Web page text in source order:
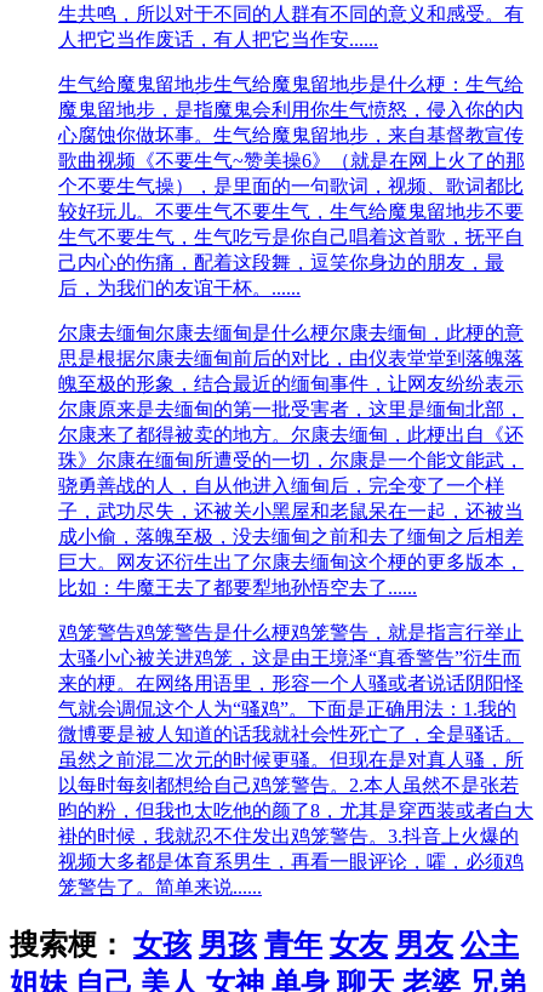
生共鸣，所以对于不同的人群有不同的意义和感受。有
人把它当作废话，有人把它当作安......
生气给魔鬼留地步生气给魔鬼留地步是什么梗：生气给
魔鬼留地步，是指魔鬼会利用你生气愤怒，侵入你的内
心腐蚀你做坏事。生气给魔鬼留地步，来自基督教宣传
歌曲视频《不要生气~赞美操6》（就是在网上火了的那
个不要生气操），是里面的一句歌词，视频、歌词都比
较好玩儿。不要生气不要生气，生气给魔鬼留地步不要
生气不要生气，生气吃亏是你自己唱着这首歌，抚平自
己内心的伤痛，配着这段舞，逗笑你身边的朋友，最
后，为我们的友谊干杯。......
尔康去缅甸尔康去缅甸是什么梗尔康去缅甸，此梗的意
思是根据尔康去缅甸前后的对比，由仪表堂堂到落魄落
魄至极的形象，结合最近的缅甸事件，让网友纷纷表示
尔康原来是去缅甸的第一批受害者，这里是缅甸北部，
尔康来了都得被卖的地方。尔康去缅甸，此梗出自《还
珠》尔康在缅甸所遭受的一切，尔康是一个能文能武，
骁勇善战的人，自从他进入缅甸后，完全变了一个样
子，武功尽失，还被关小黑屋和老鼠呆在一起，还被当
成小偷，落魄至极，没去缅甸之前和去了缅甸之后相差
巨大。网友还衍生出了尔康去缅甸这个梗的更多版本，
比如：牛魔王去了都要犁地孙悟空去了......
鸡笼警告鸡笼警告是什么梗鸡笼警告，就是指言行举止
太骚小心被关进鸡笼，这是由王境泽“真香警告”衍生而
来的梗。在网络用语里，形容一个人骚或者说话阴阳怪
气就会调侃这个人为“骚鸡”。下面是正确用法：1.我的
微博要是被人知道的话我就社会性死亡了，全是骚话。
虽然之前混二次元的时候更骚。但现在是对真人骚，所
以每时每刻都想给自己鸡笼警告。2.本人虽然不是张若
昀的粉，但我也太吃他的颜了8，尤其是穿西装或者白大
褂的时候，我就忍不住发出鸡笼警告。3.抖音上火爆的
视频大多都是体育系男生，再看一眼评论，嚯，必须鸡
笼警告了。简单来说......
搜索梗： 女孩 男孩 青年 女友 男友 公主
姐妹 自己 美人 女神 单身 聊天 老婆 兄弟